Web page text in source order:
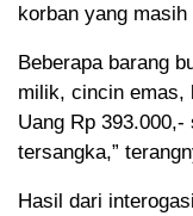
korban yang
Beberapa barang
milik, cincin emas,
Uang Rp
tersangka,”
Hasil dari